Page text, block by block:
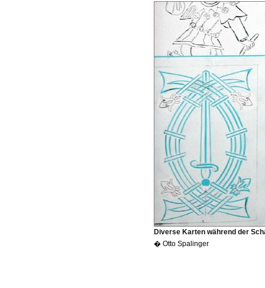
Diverse Karten während der
� Otto Spalinger